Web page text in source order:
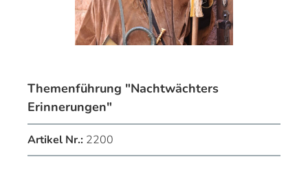
Themenführung "Nachtwächters
Erinnerungen"
Artikel Nr.: 2200